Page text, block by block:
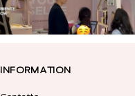
INFORMATION